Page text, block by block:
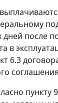
после
в
6.3
пункту